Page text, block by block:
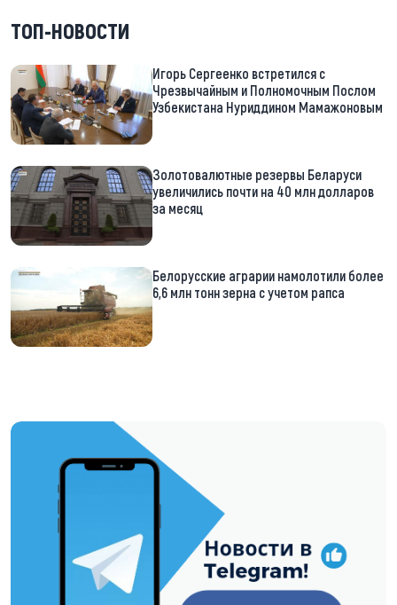
ТОП-НОВОСТИ
Игорь Сергеенко встретился с
Чрезвычайным и Полномочным Послом
Узбекистана Нуриддином Мамажоновым
Золотовалютные резервы Беларуси
увеличились почти на 40 млн долларов
за месяц
Белорусские аграрии намолотили более
6,6 млн тонн зерна с учетом рапса
https://t.me/minskctvby